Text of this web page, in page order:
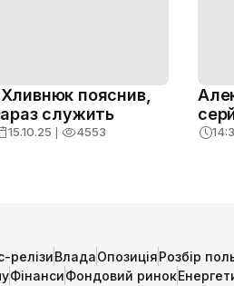
пояснив,
служить
15.10.25 ❘ 4553
релізиВладаОпозиціяРозбір
ФінансиФондовий ринок